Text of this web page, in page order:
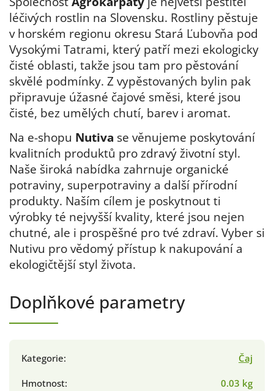
léčivých rostlin na Slovensku. Rostliny pěstuje
v horském regionu okresu Stará Ľubovňa pod
Vysokými Tatrami, který patří mezi ekologicky
čisté oblasti, takže jsou tam pro pěstování
skvělé podmínky. Z vypěstovaných bylin pak
připravuje úžasné čajové směsi, které jsou
čisté, bez umělých chutí, barev i aromat.
Na e-shopu Nutiva se věnujeme poskytování
kvalitních produktů pro zdravý životní styl.
Naše široká nabídka zahrnuje organické
potraviny, superpotraviny a další přírodní
produkty. Naším cílem je poskytnout ti
výrobky té nejvyšší kvality, které jsou nejen
chutné, ale i prospěšné pro tvé zdraví. Vyber si
Nutivu pro vědomý přístup k nakupování a
ekologičtější styl života.
Doplňkové parametry
Kategorie:
Čaj
Hmotnost:
0.03 kg